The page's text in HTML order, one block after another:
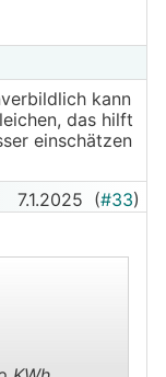
kann
das hilft
einschätzen
7.1.2025 (#33)